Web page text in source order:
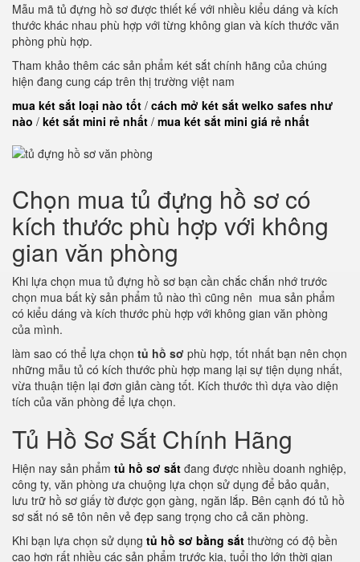
Mẫu mã tủ đựng hồ sơ được thiết kế với nhiều kiểu dáng và kích
thước khác nhau phù hợp với từng không gian và kích thước văn
phòng phù hợp.
Tham khảo thêm các sản phẩm két sắt chính hãng của chúng
hiện đang cung cáp trên thị trường việt nam
mua két sắt loại nào tốt / cách mở két sắt welko safes như
nào / két sắt mini rẻ nhất / mua két sắt mini giá rẻ nhất
Chọn mua tủ đựng hồ sơ có
kích thước phù hợp với không
gian văn phòng
Khi lựa chọn mua tủ đựng hồ sơ bạn cần chắc chắn nhớ trước
chọn mua bất kỳ sản phẩm tủ nào thì cũng nên mua sản phẩm
có kiểu dáng và kích thước phù hợp với không gian văn phòng
của mình.
làm sao có thể lựa chọn tủ hồ sơ phù hợp, tốt nhất bạn nên chọn
những mẫu tủ có kích thước phù hợp mang lại sự tiện dụng nhất,
vừa thuận tiện lại đơn giản càng tốt. Kích thước thì dựa vào diện
tích của văn phòng để lựa chọn.
Tủ Hồ Sơ Sắt Chính Hãng
Hiện nay sản phẩm tủ hồ sơ sắt đang được nhiều doanh nghiệp,
công ty, văn phòng ưa chuộng lựa chọn sử dụng để bảo quản,
lưu trữ hồ sơ giấy tờ được gọn gàng, ngăn lắp. Bên cạnh đó tủ hồ
sơ sắt nó sẽ tôn nên vẻ đẹp sang trọng cho cả căn phòng.
Khi bạn lựa chọn sử dụng tủ hồ sơ bằng sắt thường có độ bền
cao hơn rất nhiều các sản phẩm trước kia, tuổi thọ lớn thời gian